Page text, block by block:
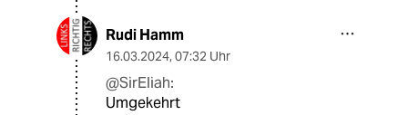
Rudi Hamm
16.03.2024, 07:32 Uhr
@SirEliah:
Umgekehrt